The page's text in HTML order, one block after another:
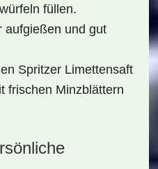
füllen.
aufgießen und gut
Spritzer Limettensaft
frischen Minzblättern